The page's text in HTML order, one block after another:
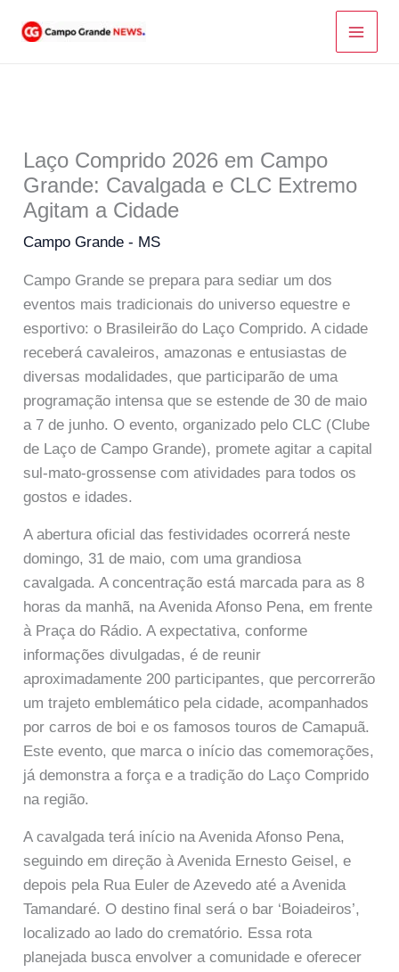
para
Laço Comprido 2026 em Campo
Grande: Cavalgada e CLC Extremo
Agitam a Cidade
Campo Grande - MS
Campo Grande se prepara para sediar um dos
eventos mais tradicionais do universo equestre e
esportivo: o Brasileirão do Laço Comprido. A cidade
receberá cavaleiros, amazonas e entusiastas de
diversas modalidades, que participarão de uma
programação intensa que se estende de 30 de maio
a 7 de junho. O evento, organizado pelo CLC (Clube
de Laço de Campo Grande), promete agitar a capital
sul-mato-grossense com atividades para todos os
gostos e idades.
A abertura oficial das festividades ocorrerá neste
domingo, 31 de maio, com uma grandiosa
cavalgada. A concentração está marcada para as 8
horas da manhã, na Avenida Afonso Pena, em frente
à Praça do Rádio. A expectativa, conforme
informações divulgadas, é de reunir
aproximadamente 200 participantes, que percorrerão
um trajeto emblemático pela cidade, acompanhados
por carros de boi e os famosos touros de Camapuã.
Este evento, que marca o início das comemorações,
já demonstra a força e a tradição do Laço Comprido
na região.
A cavalgada terá início na Avenida Afonso Pena,
seguindo em direção à Avenida Ernesto Geisel, e
depois pela Rua Euler de Azevedo até a Avenida
Tamandaré. O destino final será o bar ‘Boiadeiros’,
localizado ao lado do crematório. Essa rota
planejada busca envolver a comunidade e oferecer